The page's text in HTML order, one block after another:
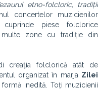
etno-folcloric, tradiții
concertelor muzicienilor
piese folclorice
zone cu tradiție din
creaţia folclorică atât de
organizat în marja Zilei
inedită. Toți muzicienii